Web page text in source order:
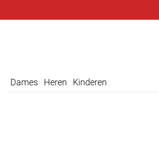
Dames Heren Kinderen